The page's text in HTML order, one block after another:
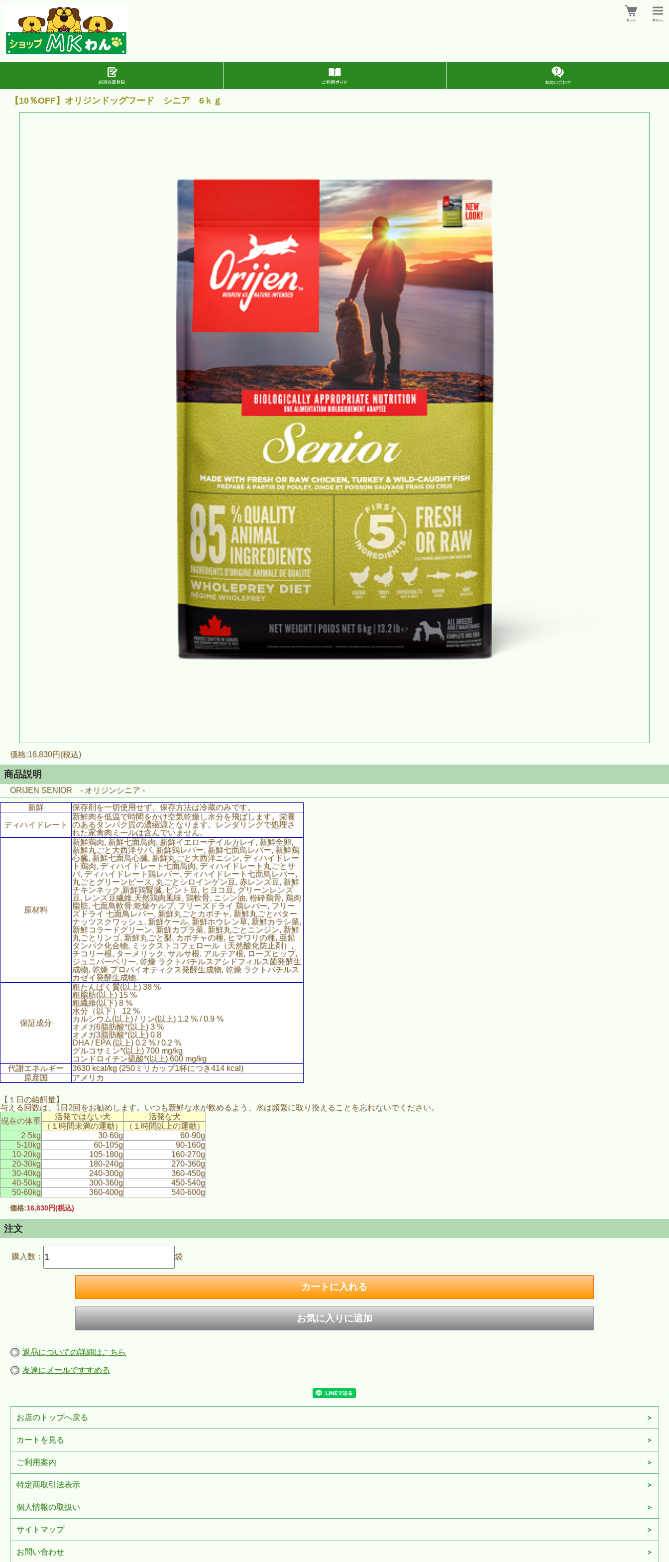
【10％OFF】オリジンドッグフード シニア 6ｋｇ
価格:16,830円(税込)
商品説明
ORIJEN SENIOR - オリジンシニア -
新鮮
保存剤を一切使用せず、保存方法は冷蔵のみです。
ディハイドレート
新鮮肉を低温で時間をかけ空気乾燥し水分を飛ばします。栄養
のあるタンパク質の濃縮源となります。レンダリングで処理さ
れた家禽肉ミールは含んでいません。
原材料
新鮮鶏肉, 新鮮七面鳥肉, 新鮮イエローテイルカレイ, 新鮮全卵,
新鮮丸ごと大西洋サバ, 新鮮鶏レバー, 新鮮七面鳥レバー, 新鮮鶏
心臓, 新鮮七面鳥心臓, 新鮮丸ごと大西洋ニシン, ディハイドレー
ト鶏肉, ディハイドレート七面鳥肉, ディハイドレート丸ごとサ
バ, ディハイドレート鶏レバー, ディハイドレート七面鳥レバー,
丸ごとグリーンピース, 丸ごとシロインゲン豆, 赤レンズ豆, 新鮮
チキンネック,新鮮鶏腎臓, ピント豆, ヒヨコ豆, グリーンレンズ
豆, レンズ豆繊維,天然鶏肉風味, 鶏軟骨, ニシン油, 粉砕鶏骨, 鶏肉
脂肪, 七面鳥軟骨,乾燥ケルプ, フリーズドライ 鶏レバー, フリー
ズドライ 七面鳥レバー, 新鮮丸ごとカボチャ, 新鮮丸ごとバター
ナッツスクワッシュ, 新鮮ケール, 新鮮ホウレン草, 新鮮カラシ菜,
新鮮コラードグリーン, 新鮮カブラ菜, 新鮮丸ごとニンジン, 新鮮
丸ごとリンゴ, 新鮮丸ごと梨, カボチャの種, ヒマワリの種, 亜鉛
タンパク化合物, ミックストコフェロール（天然酸化防止剤）,
チコリー根, ターメリック, サルサ根, アルテア根, ローズヒップ,
ジュニパーベリー, 乾燥 ラクトバチルスアシドフィルス菌発酵生
成物, 乾燥 プロバイオティクス発酵生成物, 乾燥 ラクトバチルス
カゼイ発酵生成物.
保証成分
粗たんぱく質(以上) 38 %
粗脂肪(以上) 15 %
粗繊維(以下) 8 %
水分（以下） 12 %
カルシウム(以上) / リン(以上) 1.2 % / 0.9 %
オメガ6脂肪酸*(以上) 3 %
オメガ3脂肪酸*(以上) 0.8
DHA / EPA (以上) 0.2 % / 0.2 %
グルコサミン*(以上) 700 mg/kg
コンドロイチン硫酸*(以上) 600 mg/kg
代謝エネルギー
3630 kcal/kg (250ミリカップ1杯につき414 kcal)
原産国
アメリカ
【１日の給餌量】
与える回数は、1日2回をお勧めします。いつも新鮮な水が飲めるよう、水は頻繁に取り換えることを忘れないでください。
現在の体重
活発ではない犬
活発な犬
（１時間未満の運動）
（１時間以上の運動）
2-5kg
30-60g
60-90g
5-10kg
60-105g
90-160g
10-20kg
105-180g
160-270g
20-30kg
180-240g
270-360g
30-40kg
240-300g
360-450g
40-50kg
300-360g
450-540g
50-60kg
360-400g 540-600g
価格:16,830円(税込)
注文
購入数： 袋
返品についての詳細はこちら
友達にメールですすめる
お店のトップへ戻る
カートを見る
ご利用案内
特定商取引法表示
個人情報の取扱い
サイトマップ
お問い合わせ